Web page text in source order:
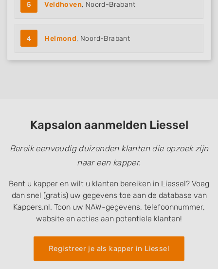
5 Veldhoven, Noord-Brabant
4 Helmond, Noord-Brabant
Kapsalon aanmelden Liessel
Bereik eenvoudig duizenden klanten die opzoek zijn
naar een kapper.
Bent u kapper en wilt u klanten bereiken in Liessel? Voeg
dan snel (gratis) uw gegevens toe aan de database van
Kappers.nl. Toon uw NAW-gegevens, telefoonnummer,
website en acties aan potentiele klanten!
Registreer je als kapper in Liessel